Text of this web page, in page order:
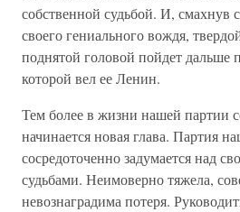
собственной судьбой. И, смахнув
своего гениального вождя,
поднятой головой пойдет дальше
которой вел ее Ленин.
Тем более в жизни нашей партии
начинается новая глава. Партия
сосредоточенно задумается над
судьбами. Неимоверно тяжела,
невознаградима потеря.